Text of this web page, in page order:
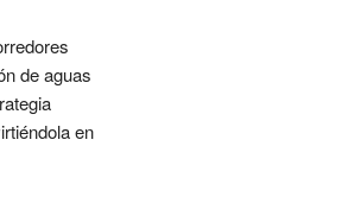
de aguas
en